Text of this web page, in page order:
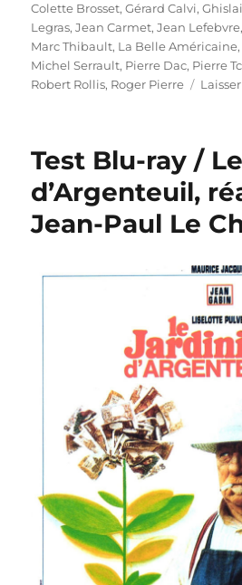
Colette Brosset,Gérard Calvi,
Legras,Jean Carmet,Jean Lefebvre
Marc Thibault, La Belle Américaine,
Michel Serrault, Pierre Dac, Pierre
Robert Rollis, Roger Pierre
Test Blu-ray /
d’Argenteuil,
Jean-Paul Le